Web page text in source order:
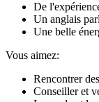
De
Un anglais
Une belle
Vous aimez:
Rencontrer
Conseiller et